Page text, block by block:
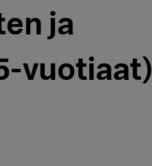
ja
vuotiaat)